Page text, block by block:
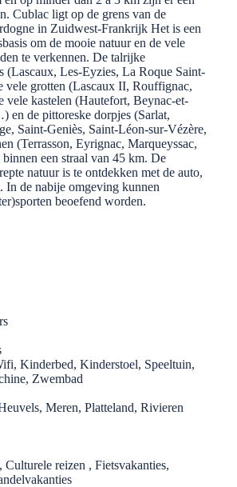
Cublac ligt op de grens van de
in Zuidwest-Frankrijk Het is een
om de mooie natuur en de vele
te verkennen. De talrijke
(Lascaux, Les-Eyzies, La Roque Saint-
grotten (Lascaux II, Rouffignac,
kastelen (Hautefort, Beynac-et-
en de pittoreske dorpjes (Sarlat,
Saint-Geniès, Saint-Léon-sur-Vézère,
(Terrasson, Eyrignac, Marqueyssac,
een straal van 45 km. De
natuur is te ontdekken met de auto,
In de nabije omgeving kunnen
beoefend worden.
Kinderbed, Kinderstoel, Speeltuin,
Zwembad
Meren, Platteland, Rivieren
Culturele reizen , Fietsvakanties,